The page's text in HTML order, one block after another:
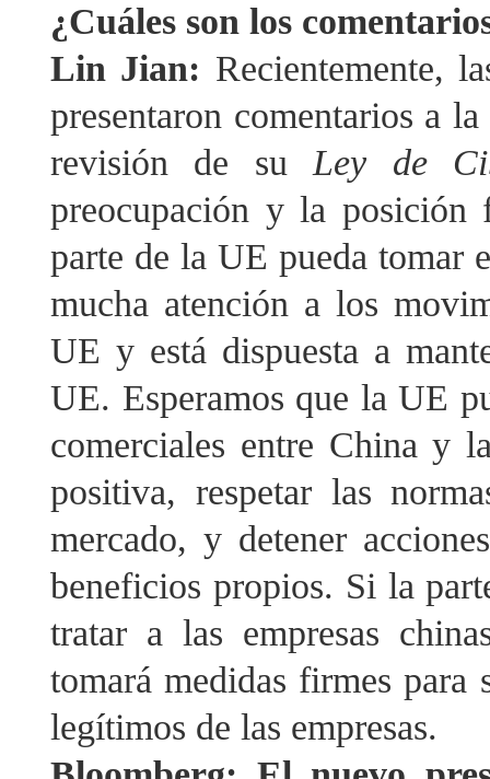
¿Cuáles son los
Lin Jian: Recientemente,
presentaron comentarios a
revisión de su Ley de
preocupación y la posición
parte de la UE pueda tomar
mucha atención a los
UE y está dispuesta a
UE. Esperamos que la UE
comerciales entre China y
positiva, respetar las
mercado, y detener
beneficios propios. Si la
tratar a las empresas
tomará medidas firmes para
legítimos de las empresas.